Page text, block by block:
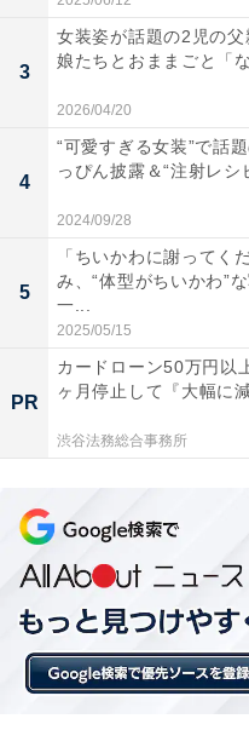
3
女装姿が話題の2児の
娘たちとおままごと「
2026/04/20
4
“可愛すぎる女装”で話
っぴん披露＆“注射レシ
2024/09/28
5
「ちいかわに謝ってく
み、“体型がちいかわ”
一...
2025/05/15
PR
カードローン50万円以
ヶ月停止して『大幅に
渋谷法務総合事務所